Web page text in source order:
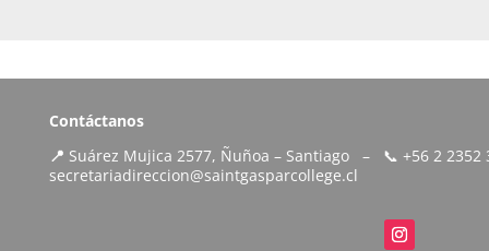
Contáctanos
📍 Suárez Mujica 2577, Ñuñoa – Santiago – 📞 +56 2
secretariadireccion@saintgasparcollege.cl